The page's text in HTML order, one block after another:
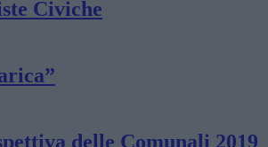
Civiche
delle Comunali 2019